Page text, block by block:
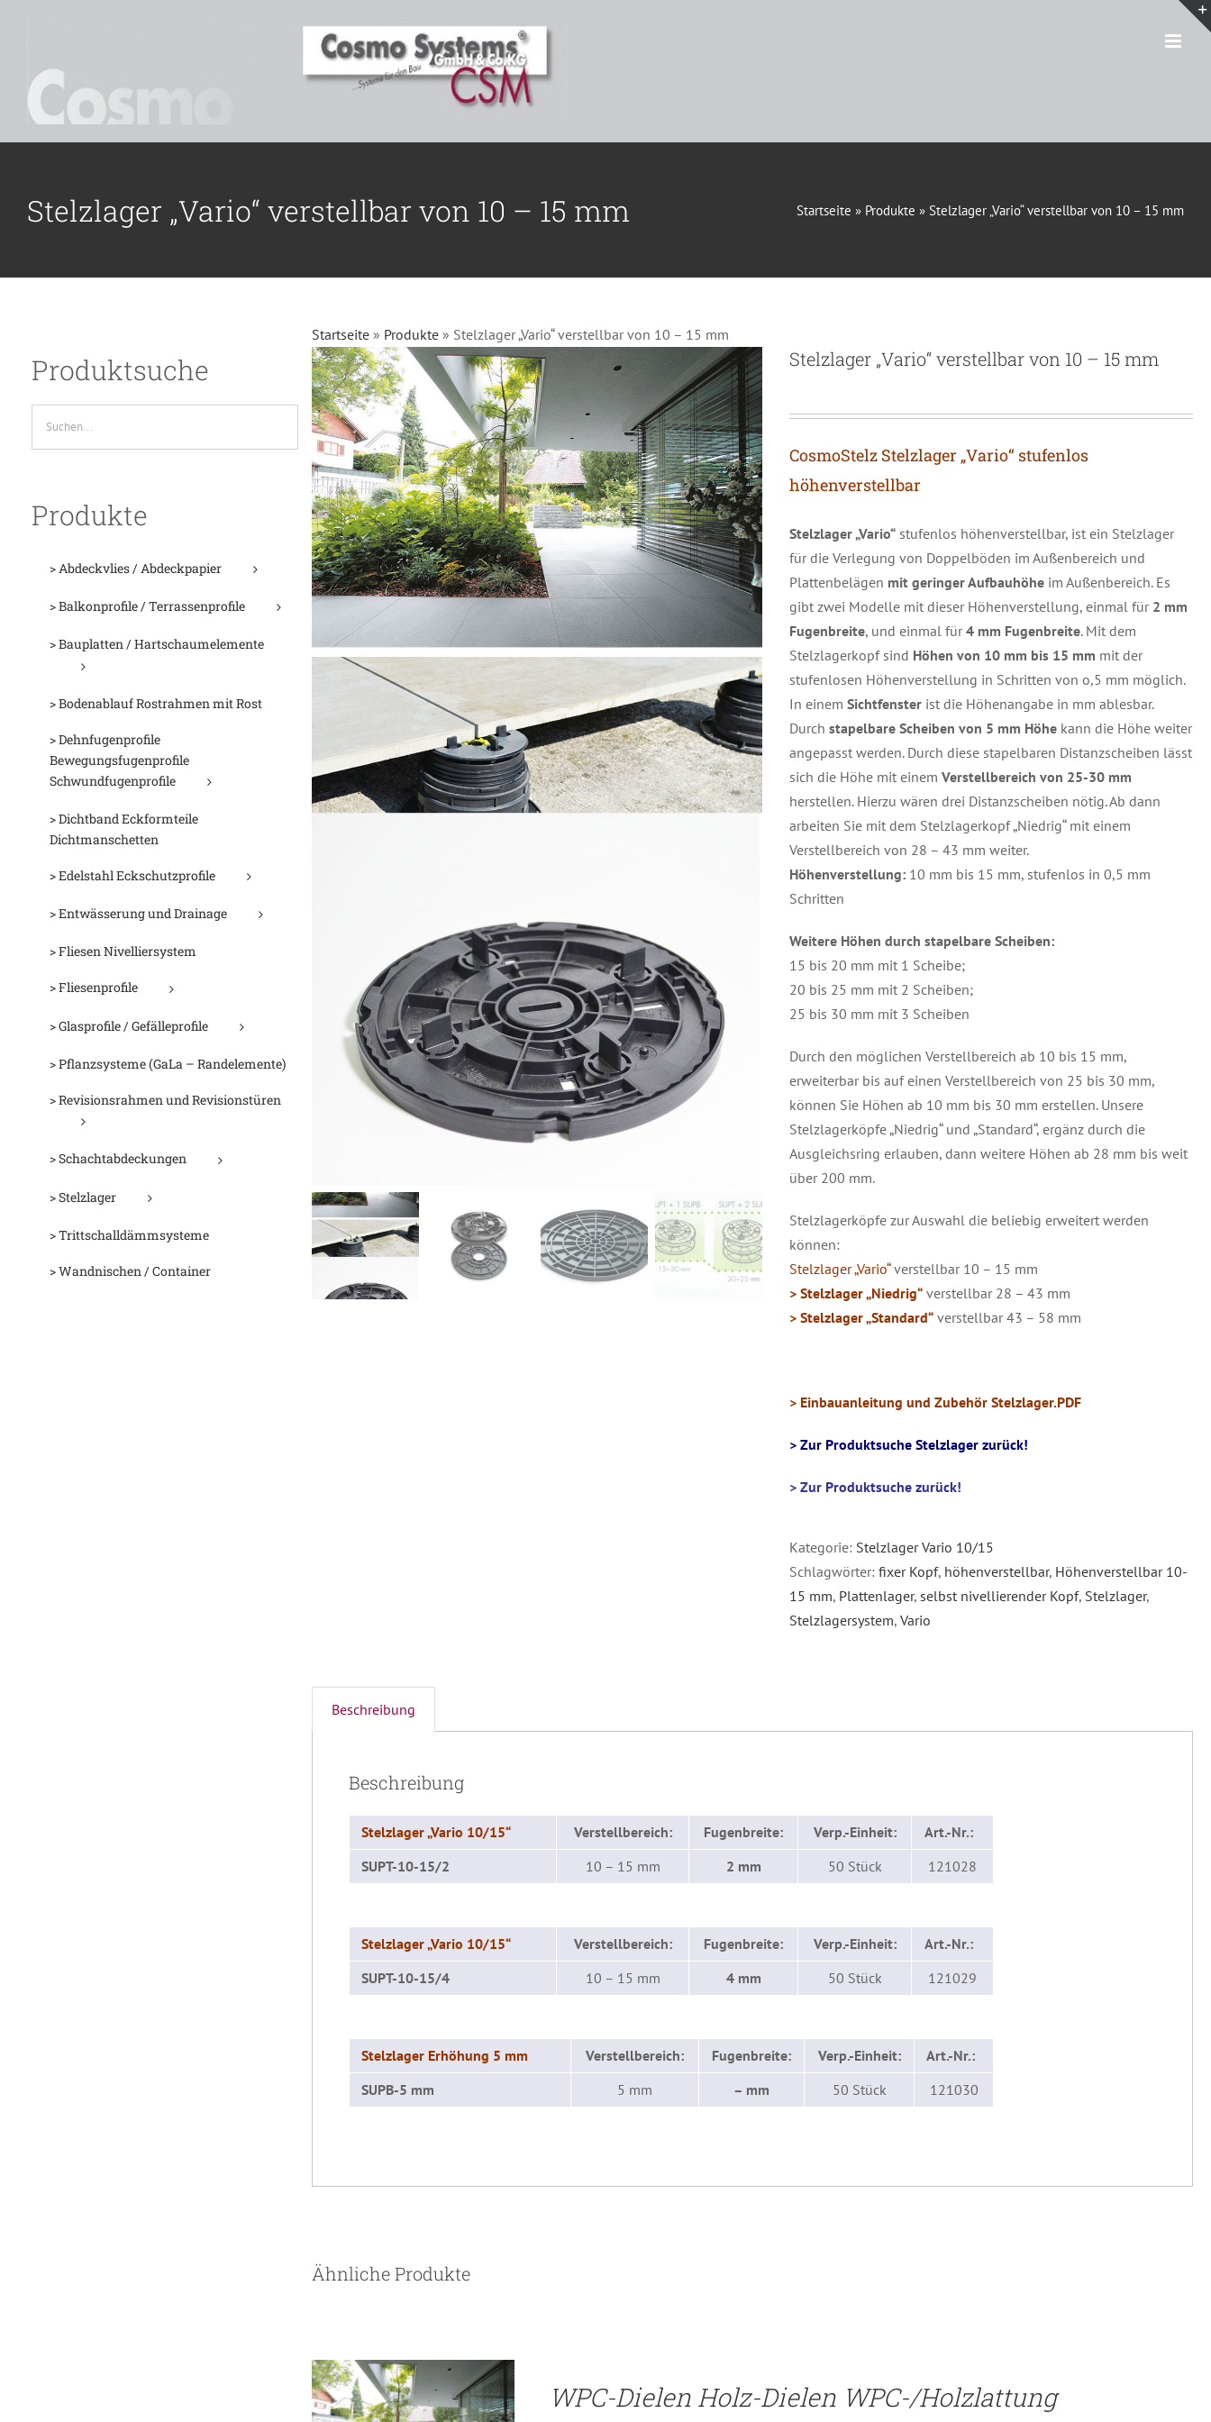
Stelzlager „Vario“ verstellbar von 10 – 15 mm Startseite » Produkte » Stelzlager „Vario“ verstellbar von 10 – 15 mm
Startseite » Produkte » Stelzlager „Vario“ verstellbar von 10 – 15 mm
Stelzlager „Vario“ verstellbar von 10 – 15 mm
CosmoStelz Stelzlager „Vario“ stufenlos
höhenverstellbar
Stelzlager „Vario“ stufenlos höhenverstellbar, ist ein Stelzlager
für die Verlegung von Doppelböden im Außenbereich und
Plattenbelägen mit geringer Aufbauhöhe im Außenbereich. Es
gibt zwei Modelle mit dieser Höhenverstellung, einmal für 2 mm
Fugenbreite, und einmal für 4 mm Fugenbreite. Mit dem
Stelzlagerkopf sind Höhen von 10 mm bis 15 mm mit der
stufenlosen Höhenverstellung in Schritten von o,5 mm möglich.
In einem Sichtfenster ist die Höhenangabe in mm ablesbar.
Durch stapelbare Scheiben von 5 mm Höhe kann die Höhe weiter
angepasst werden. Durch diese stapelbaren Distanzscheiben lässt
sich die Höhe mit einem Verstellbereich von 25-30 mm
herstellen. Hierzu wären drei Distanzscheiben nötig. Ab dann
arbeiten Sie mit dem Stelzlagerkopf „Niedrig“ mit einem
Verstellbereich von 28 – 43 mm weiter.
Höhenverstellung: 10 mm bis 15 mm, stufenlos in 0,5 mm
Schritten
Weitere Höhen durch stapelbare Scheiben:
15 bis 20 mm mit 1 Scheibe;
20 bis 25 mm mit 2 Scheiben;
25 bis 30 mm mit 3 Scheiben
Durch den möglichen Verstellbereich ab 10 bis 15 mm,
erweiterbar bis auf einen Verstellbereich von 25 bis 30 mm,
können Sie Höhen ab 10 mm bis 30 mm erstellen. Unsere
Stelzlagerköpfe „Niedrig“ und „Standard“, ergänz durch die
Ausgleichsring erlauben, dann weitere Höhen ab 28 mm bis weit
über 200 mm.
Stelzlagerköpfe zur Auswahl die beliebig erweitert werden
können:
Stelzlager „Vario“verstellbar 10 – 15 mm
> Stelzlager „Niedrig“ verstellbar 28 – 43 mm
> Stelzlager „Standard“ verstellbar 43 – 58 mm
> Einbauanleitung und Zubehör Stelzlager.PDF
> Zur Produktsuche Stelzlager zurück!
> Zur Produktsuche zurück!
Kategorie: Stelzlager Vario 10/15
Schlagwörter: fixer Kopf, höhenverstellbar, Höhenverstellbar 10-
15 mm, Plattenlager, selbst nivellierender Kopf, Stelzlager,
Stelzlagersystem, Vario
Beschreibung
Beschreibung
Stelzlager „Vario 10/15“ Verstellbereich: Fugenbreite: Verp.-Einheit:
Art.-Nr.:
SUPT-10-15/2
10 – 15 mm 2 mm 50 Stück 121028
Stelzlager „Vario 10/15“ Verstellbereich: Fugenbreite: Verp.-Einheit:
Art.-Nr.:
SUPT-10-15/4
10 – 15 mm 4 mm 50 Stück 121029
Stelzlager Erhöhung 5 mm Verstellbereich: Fugenbreite: Verp.-Einheit:
Art.-Nr.:
SUPB-5 mm
5 mm – mm 50 Stück 121030
Ähnliche Produkte
WPC-Dielen Holz-Dielen WPC-/Holzlattung
Produktsuche
Produkte
> Abdeckvlies / Abdeckpapier
> Balkonprofile / Terrassenprofile
> Bauplatten / Hartschaumelemente
> Bodenablauf Rostrahmen mit Rost
> Dehnfugenprofile
Bewegungsfugenprofile
Schwundfugenprofile
> Dichtband Eckformteile
Dichtmanschetten
> Edelstahl Eckschutzprofile
> Entwässerung und Drainage
> Fliesen Nivelliersystem
> Fliesenprofile
> Glasprofile / Gefälleprofile
> Pflanzsysteme (GaLa – Randelemente)
> Revisionsrahmen und Revisionstüren
> Schachtabdeckungen
> Stelzlager
> Trittschalldämmsysteme
> Wandnischen / Container